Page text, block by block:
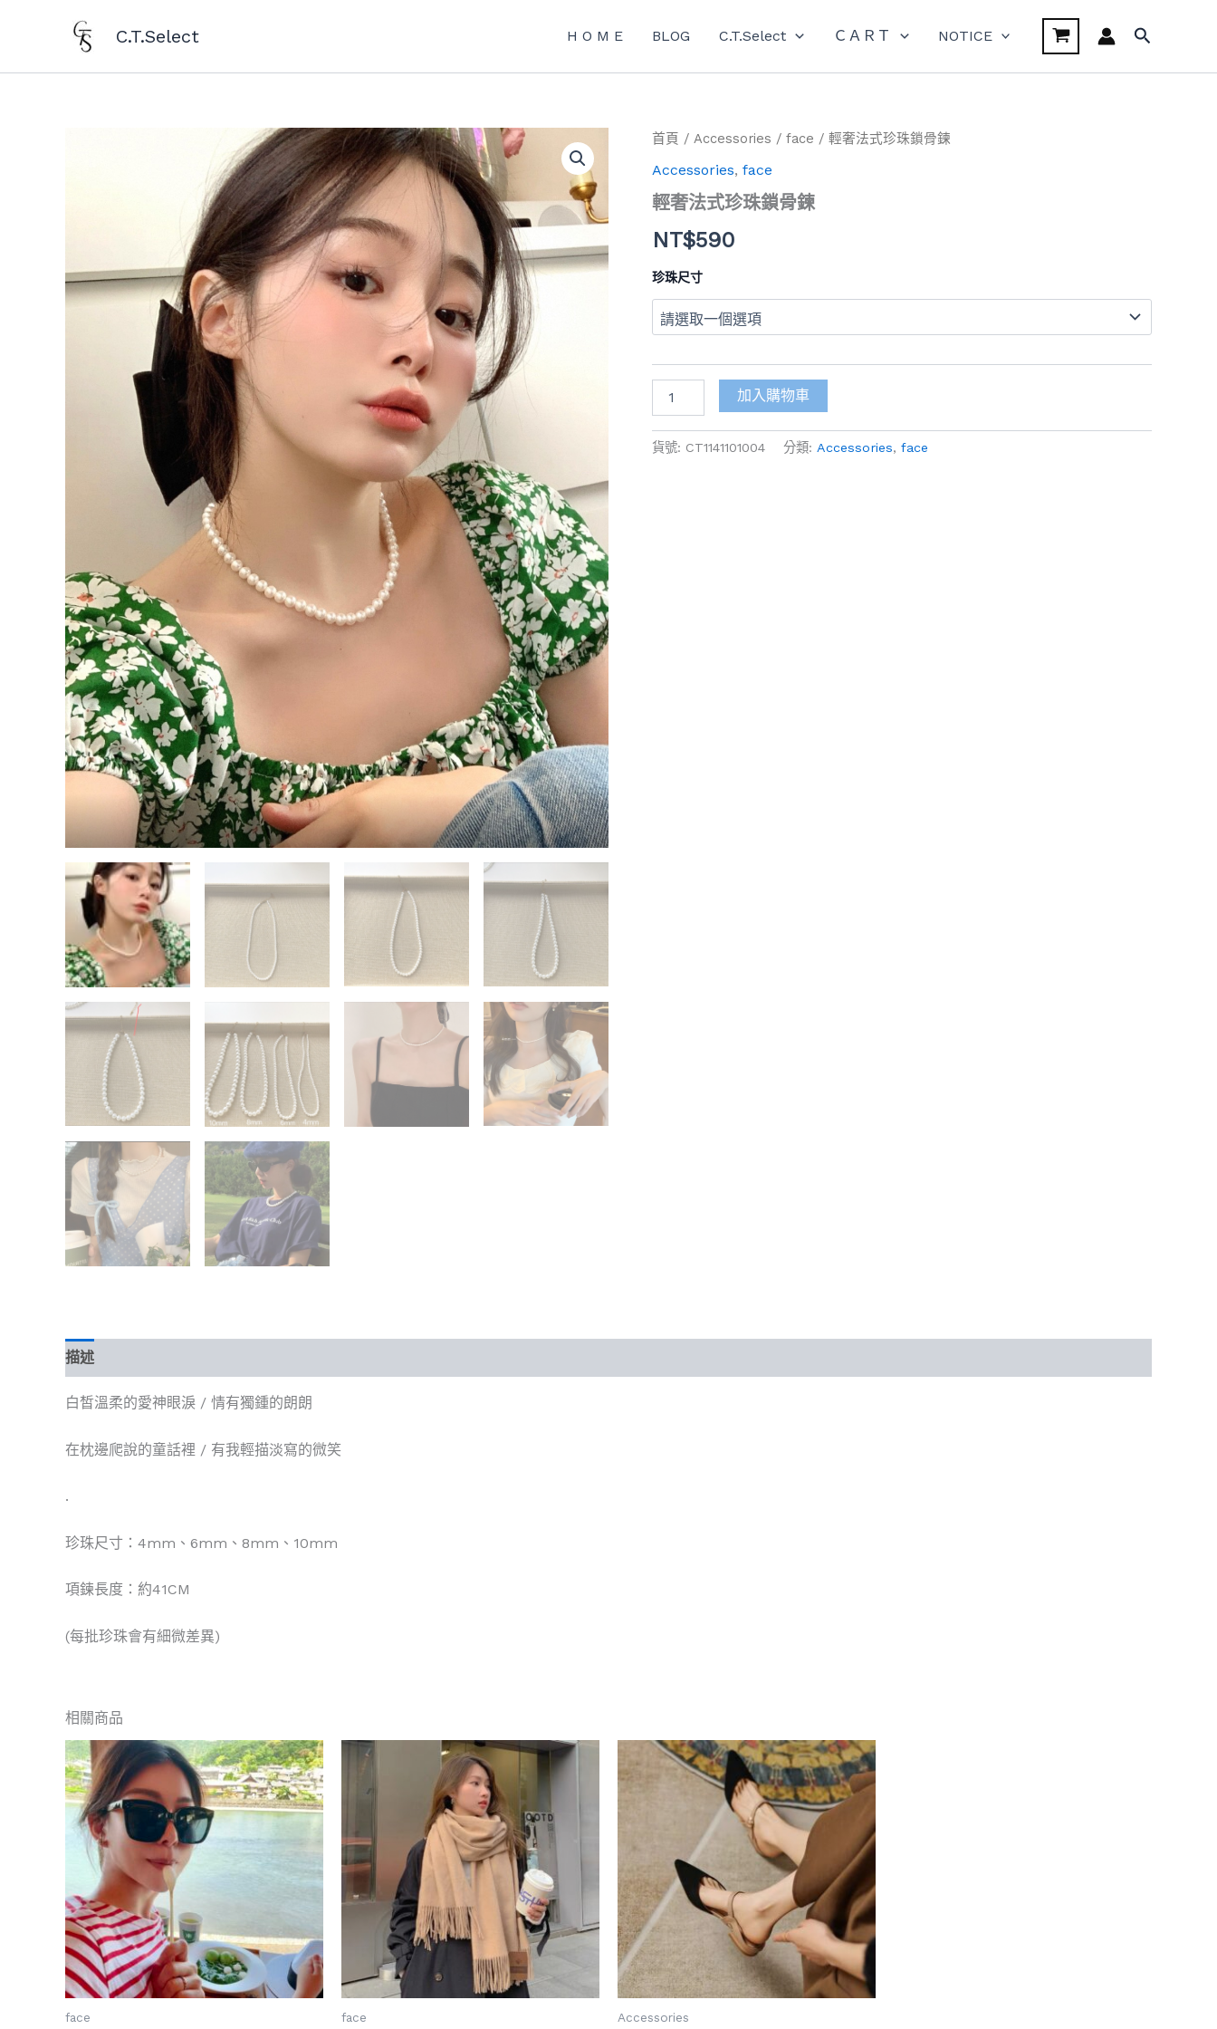
C.T.Select H O M E BLOG C.T.Select ＣＡＲＴ NOTICE
搜
首頁 / Accessories / face / 輕奢法式珍珠鎖骨鍊
Accessories, face
輕奢法式珍珠鎖骨鍊
NT$590
珍珠尺寸
輕
法
式
珍
鎖
鍊
數
量
加入購物車
貨號: CT1141101004 分類: Accessories, face
描述
白皙溫柔的愛神眼淚 / 情有獨鍾的朗朗
在枕邊爬說的童話裡 / 有我輕描淡寫的微笑
.
珍珠尺寸：4mm、6mm、8mm、10mm
項鍊長度：約41CM
(每批珍珠會有細微差異)
相關商品
face face
此
產
品
有
多
種
款
式。
可
Accessories
此
產
品
有
款
式。
可
在
產